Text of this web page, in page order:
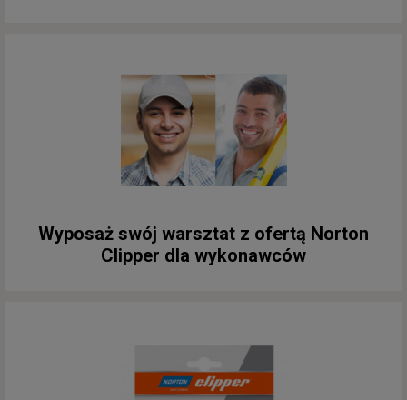
Wyposaż swój warsztat z ofertą Norton
Clipper dla wykonawców